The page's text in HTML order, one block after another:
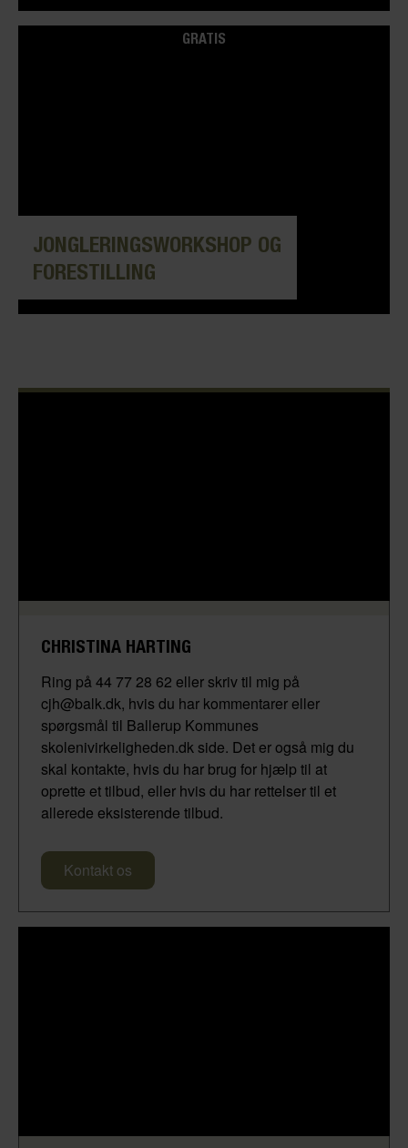
GRATIS
JONGLERINGSWORKSHOP OG
FORESTILLING
CHRISTINA HARTING
Ring på 44 77 28 62 eller skriv til mig på
cjh@balk.dk, hvis du har kommentarer eller
spørgsmål til Ballerup Kommunes
skolenivirkeligheden.dk side. Det er også mig du
skal kontakte, hvis du har brug for hjælp til at
oprette et tilbud, eller hvis du har rettelser til et
allerede eksisterende tilbud.
Kontakt os